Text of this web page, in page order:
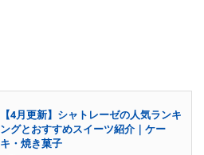
【4月更新】シャトレーゼの人気ランキ
ングとおすすめスイーツ紹介｜ケー
キ・焼き菓子